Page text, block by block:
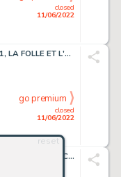
reset
closed
11/06/2022
PLUME AUX VENTS TOME 1, LA FOLLE ET L'ASSASSIN, enrichi...
closed
11/06/2022
go premium
ILLUSTRATION-DEDICACE FOUFI. Encre de Chine et encre...